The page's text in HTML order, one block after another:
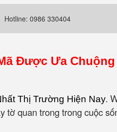
Hotline: 0986 330404
Được Ưa
Thị Trường Hiện Nay.
tờ quan trong trong cuộc